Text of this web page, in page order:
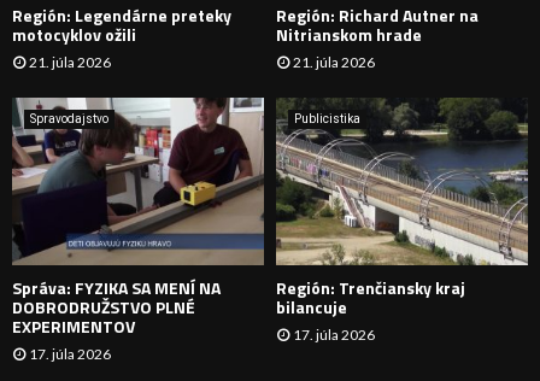
A
N
I
E
Región: Legendárne preteky
motocyklov ožili
21. júla 2026
Región: Richard Autner na
Nitrianskom hrade
21. júla 2026
Spravodajstvo
Správa: FYZIKA SA MENÍ NA
DOBRODRUŽSTVO PLNÉ
EXPERIMENTOV
17. júla 2026
Publicistika
Región: Trenčiansky kraj
bilancuje
17. júla 2026